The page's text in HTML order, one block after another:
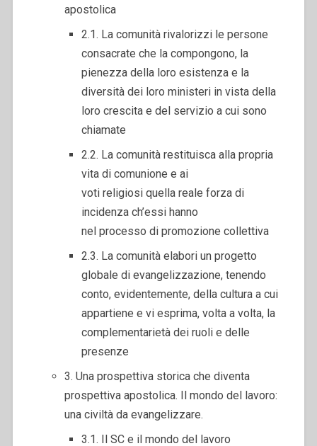
apostolica
2.1. La comunità rivalorizzi le persone
consacrate che la compongono, la
pienezza della loro esistenza e la
diversità dei loro ministeri in vista della
loro crescita e del servizio a cui sono
chiamate
2.2. La comunità restituisca alla propria
vita di comunione e ai
voti religiosi quella reale forza di
incidenza ch’essi hanno
nel processo di promozione collettiva
2.3. La comunità elabori un progetto
globale di evangelizzazione, tenendo
conto, evidentemente, della cultura a cui
appartiene e vi esprima, volta a volta, la
complementarietà dei ruoli e delle
presenze
3. Una prospettiva storica che diventa
prospettiva apostolica. Il mondo del lavoro:
una civiltà da evangelizzare.
3.1. Il SC e il mondo del lavoro